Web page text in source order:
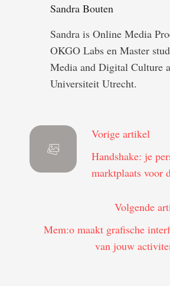
Sandra Bouten
Sandra is Online Media
OKGO Labs en Master
Media and Digital Culture
Universiteit Utrecht.
Vorige artikel
Handshake: je
marktplaats voor
Volgende
Mem:o maakt grafische
van jouw